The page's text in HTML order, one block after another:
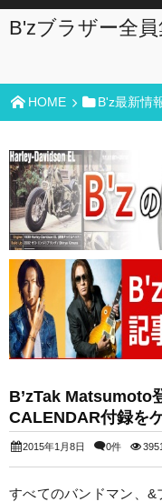
B'zブラザー全員
HOME B'z最新情
B’zTak Matsumoto
CALENDAR付録を
2015年1月8日 0件 3951
すべてのバンドマン、&